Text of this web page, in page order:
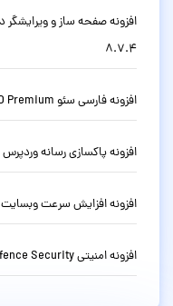
8.7.4
افزونه فارسی سئو Yoast SEO Premium وردپرس نسخه حرفه ای 28.1
افزونه پاکسازی رسانه وردپرس Media Cleaner Pro نسخه 7.0.8
افزونه افزایش سرعت وبسایت Perfmatters وردپرس نسخه 2.6.6
افزونه امنیتی Wordfence Security وردپرس نسخه 8.1.4